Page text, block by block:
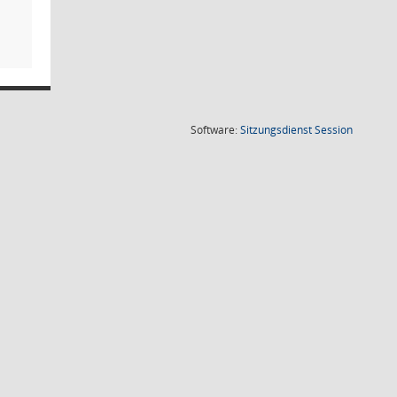
Software:SitzungsdienstSession(Wird in